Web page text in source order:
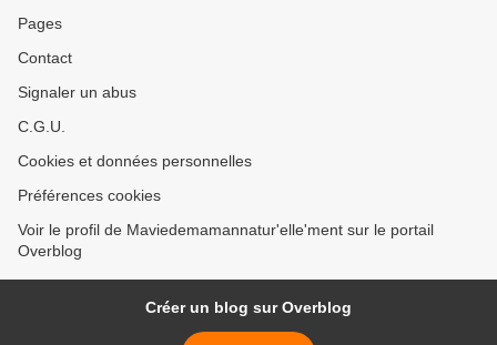
Pages
Contact
Signaler un abus
C.G.U.
Cookies et données personnelles
Préférences cookies
Voir le profil de Maviedemamannatur'elle'ment sur le portail
Overblog
Créer un blog sur Overblog